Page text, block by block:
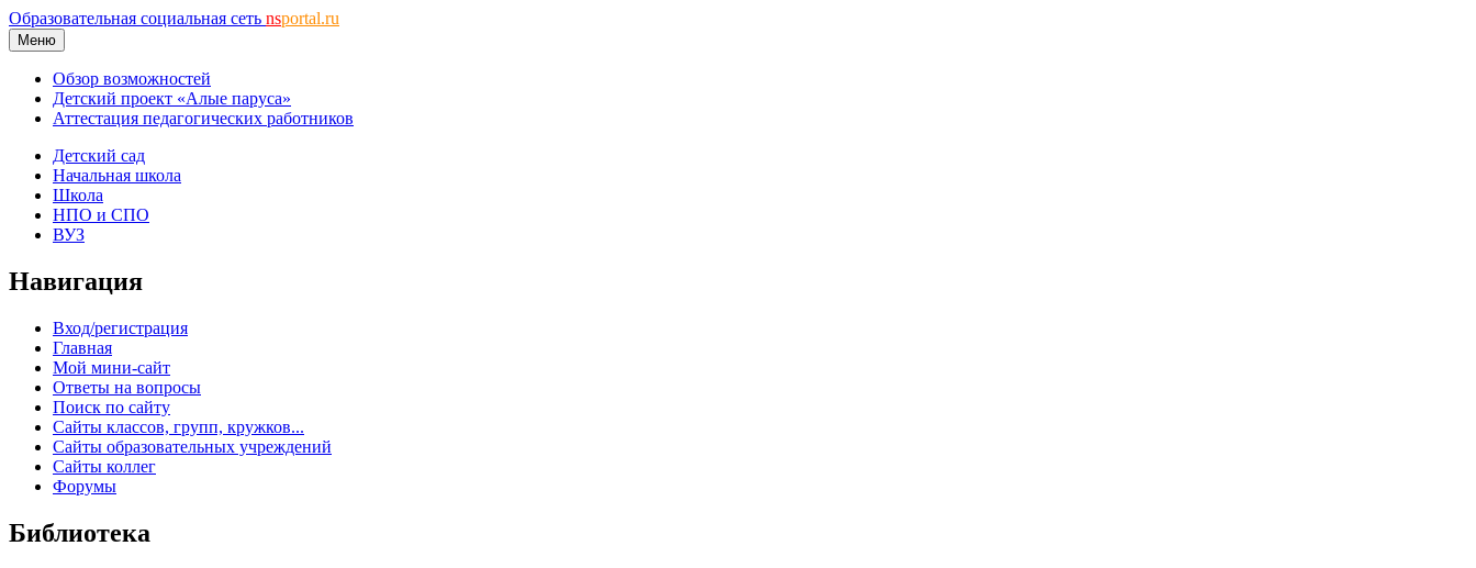
Образовательная социальная сеть nsportal.ru
Меню
Обзор возможностей
Детский проект «Алые паруса»
Аттестация педагогических работников
Детский сад
Начальная школа
Школа
НПО и СПО
ВУЗ
Навигация
Вход/регистрация
Главная
Мой мини-сайт
Ответы на вопросы
Поиск по сайту
Сайты классов, групп, кружков...
Сайты образовательных учреждений
Сайты коллег
Форумы
Библиотека